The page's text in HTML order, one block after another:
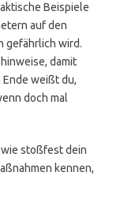
Beispiele
auf den
gefährlich wird.
damit
weißt du,
doch mal
stoßfest dein
kennen,